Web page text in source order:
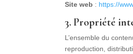
Site web : https://
3. Propriété
L’ensemble du
reproduction,